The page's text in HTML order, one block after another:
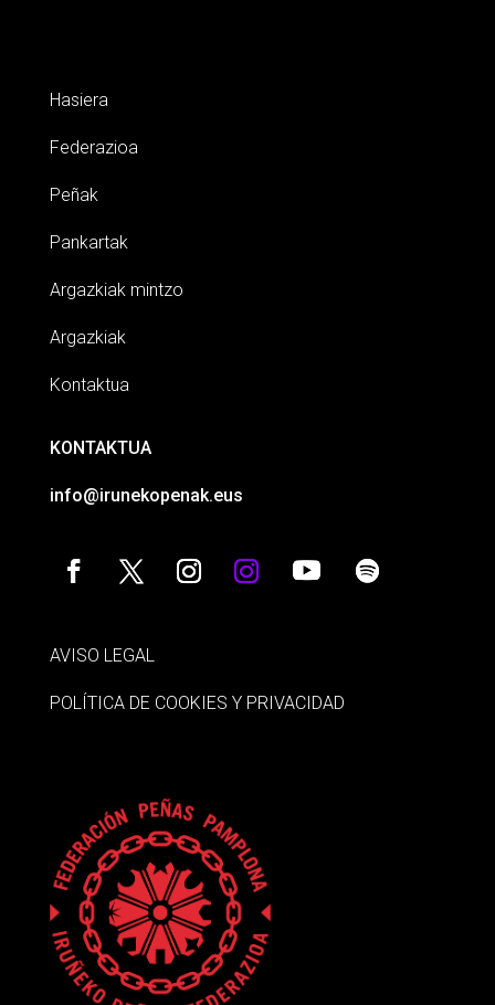
Hasiera
Federazioa
Peñak
Pankartak
Argazkiak mintzo
Argazkiak
Kontaktua
KONTAKTUA
info@irunekopenak.eus
AVISO LEGAL
POLÍTICA DE COOKIES Y PRIVACIDAD